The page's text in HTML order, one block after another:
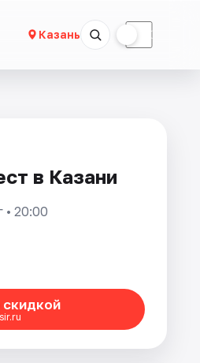
Казань ☾
в Казани
• 20:00